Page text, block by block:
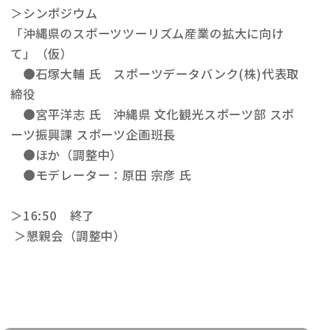
＞シンポジウム
「沖縄県のスポーツツーリズム産業の拡大に向け
て」（仮）
●石塚大輔 氏 スポーツデータバンク(株)代表取
締役
●宮平洋志 氏 沖縄県 文化観光スポーツ部 スポ
ーツ振興課 スポーツ企画班長
●ほか（調整中）
●モデレーター：原田 宗彦 氏
＞16:50 終了
＞懇親会（調整中）